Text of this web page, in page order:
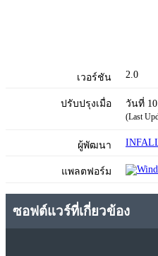
เวอร์ชัน 2.0
ปรับปรุงเมื่อ วันที่
(Last
ผู้พัฒนา
แพลตฟอร์ม
ซอฟต์แวร์ที่เกี่ยวข้อง